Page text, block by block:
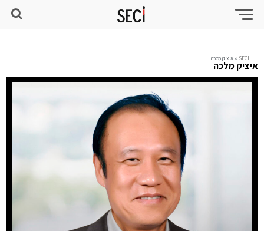
SECI
» איציק מלכה
איציק מלכה